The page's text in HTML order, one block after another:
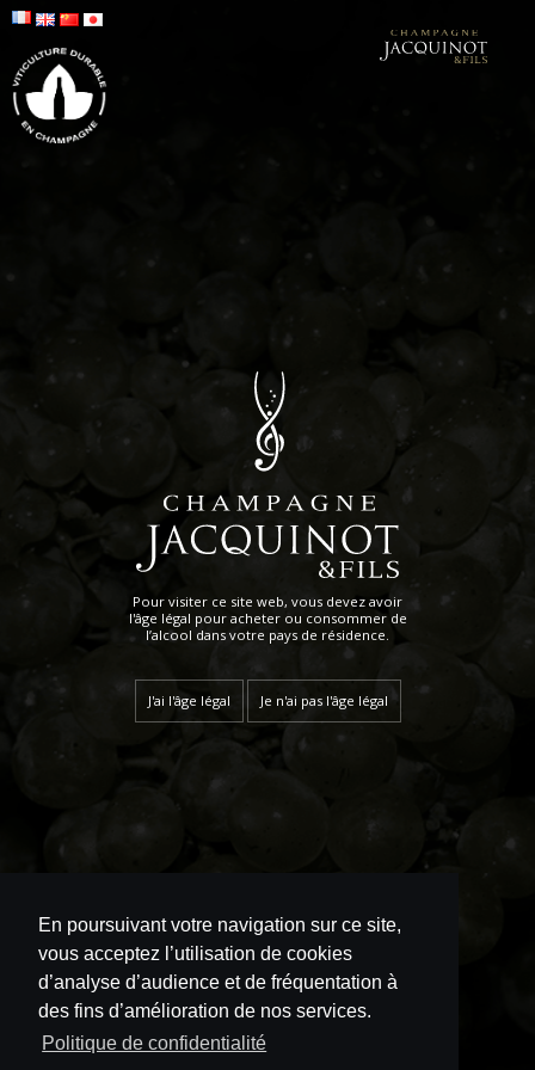
En poursuivant votre navigation sur ce site,
vous acceptez l’utilisation de cookies
d’analyse d’audience et de fréquentation à
des fins d’amélioration de nos services.
Politique de confidentialité
Pour visiter ce site web, vous devez avoir
l'âge légal pour acheter ou consommer de
l’alcool dans votre pays de résidence.
J'ai l'âge légal Je n'ai pas l'âge légal